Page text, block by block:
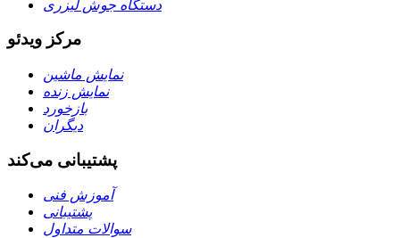
دستگاه جوش لیزری
مرکز ویدئو
نمایش ماشین
نمایش زنده
بازخورد
دیگران
پشتیبانی می‌کند
آموزش فنی
پشتیبانی
سوالات متداول